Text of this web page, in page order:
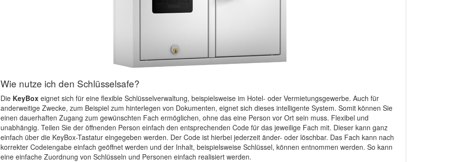
Wie nutze ich den Schlüsselsafe?
Die KeyBoxeignet sich für eine flexible Schlüsselverwaltung, beispielsweise im Hotel- oder Vermietungsgewerbe. Auch für
anderweitige Zwecke, zum Beispiel zum hinterlegen von Dokumenten, eignet sich dieses intelligente System. Somit können Sie
einen dauerhaften Zugang zum gewünschten Fach ermöglichen, ohne das eine Person vor Ort sein muss. Flexibel und
unabhängig. Teilen Sie der öffnenden Person einfach den entsprechenden Code für das jeweilige Fach mit. Dieser kann ganz
einfach über die KeyBox-Tastatur eingegeben werden. Der Code ist hierbei jederzeit änder- oder löschbar. Das Fach kann nach
korrekter Codeiengabe einfach geöffnet werden und der Inhalt, beispielsweise Schlüssel, können entnommen werden. So kann
eine einfache Zuordnung von Schlüsseln und Personen einfach realisiert werden.